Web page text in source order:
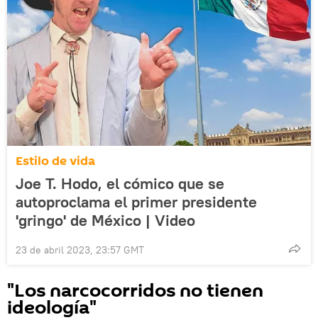
Estilo de vida
Joe T. Hodo, el cómico que se
autoproclama el primer presidente
'gringo' de México | Video
23 de abril 2023, 23:57 GMT
"Los narcocorridos no tienen
ideología"